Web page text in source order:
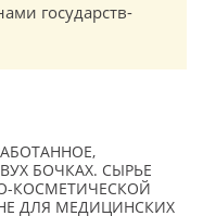
государств-
БОЧКАХ. СЫРЬЕ
КОСМЕТИЧЕСКОЙ
ДЛЯ МЕДИЦИНСКИХ